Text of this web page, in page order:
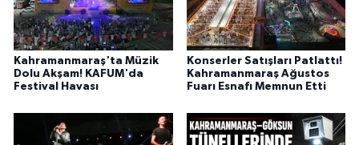
Kahramanmaraş'ta Müzik
Dolu Akşam! KAFUM'da
Festival Havası
Konserler Satışları Patlattı!
Kahramanmaraş Ağustos
Fuarı Esnafı Memnun Etti